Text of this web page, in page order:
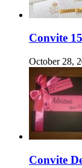
Convite
October 28,
Convite